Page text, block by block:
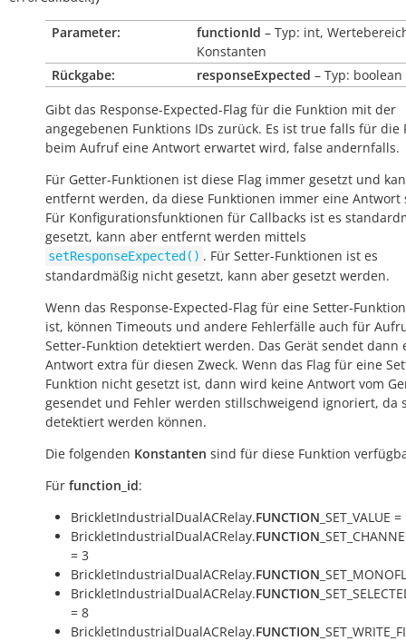
Parameter: functionId – Typ: int,
Konstanten
Rückgabe:
responseExpected – Typ: boolean
Gibt das Response-Expected-Flag für die Funktion mit der
angegebenen Funktions IDs zurück. Es ist true falls für die
beim Aufruf eine Antwort erwartet wird, false andernfalls.
Für Getter-Funktionen ist diese Flag immer gesetzt und
entfernt werden, da diese Funktionen immer eine Antwort
Für Konfigurationsfunktionen für Callbacks ist es
gesetzt, kann aber entfernt werden mittels
setResponseExpected() . Für Setter-Funktionen ist es
standardmäßig nicht gesetzt, kann aber gesetzt werden.
Wenn das Response-Expected-Flag für eine Setter-
ist, können Timeouts und andere Fehlerfälle auch für
Setter-Funktion detektiert werden. Das Gerät sendet dann
Antwort extra für diesen Zweck. Wenn das Flag für eine
Funktion nicht gesetzt ist, dann wird keine Antwort vom
gesendet und Fehler werden stillschweigend ignoriert, da
detektiert werden können.
Die folgenden Konstanten sind für diese Funktion
Für function_id:
BrickletIndustrialDualACRelay.FUNCTION _SET_VALUE
BrickletIndustrialDualACRelay.FUNCTION
= 3
BrickletIndustrialDualACRelay.FUNCTION
BrickletIndustrialDualACRelay.FUNCTION
= 8
BrickletIndustrialDualACRelay.FUNCTION